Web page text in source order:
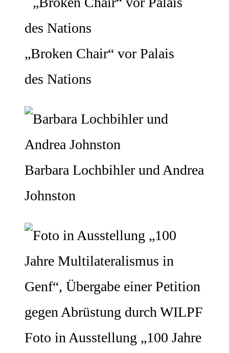
„Broken Chair“ vor Palais
des Nations
Barbara Lochbihler und Andrea
Johnston
Foto in Ausstellung „100 Jahre